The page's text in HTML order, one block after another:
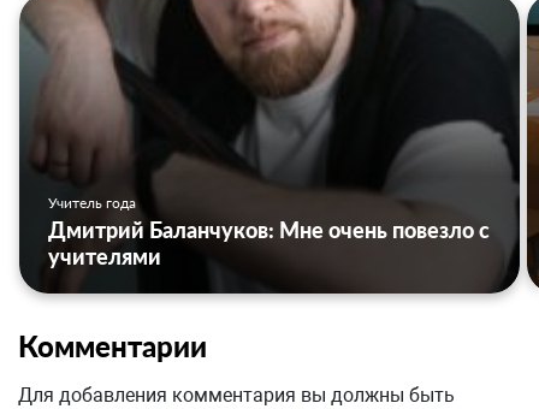
Учитель года
Дмитрий Баланчуков: Мне очень повезло с
учителями
Комментарии
Для добавления комментария вы должны быть